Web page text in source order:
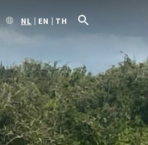
NL EN TH